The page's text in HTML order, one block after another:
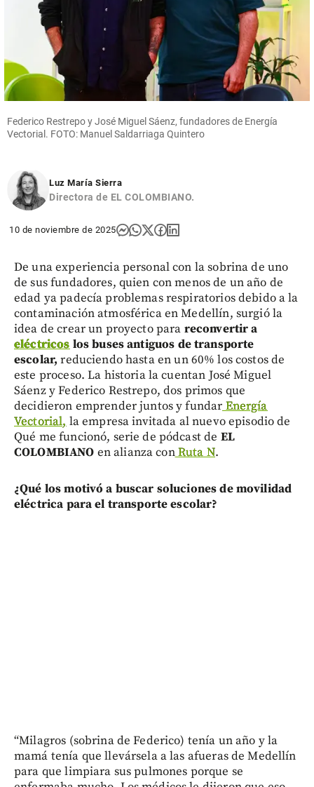
Federico Restrepo y José Miguel Sáenz, fundadores de Energía
Vectorial. FOTO: Manuel Saldarriaga Quintero
Luz María Sierra
Directora de EL COLOMBIANO.
10 de noviembre de 2025
De una experiencia personal con la sobrina de uno
de sus fundadores, quien con menos de un año de
edad ya padecía problemas respiratorios debido a la
contaminación atmosférica en Medellín, surgió la
idea de crear un proyecto para reconvertir a
eléctricos los buses antiguos de transporte
escolar, reduciendo hasta en un 60% los costos de
este proceso. La historia la cuentan José Miguel
Sáenz y Federico Restrepo, dos primos que
decidieron emprender juntos y fundar Energía
Vectorial, la empresa invitada al nuevo episodio de
Qué me funcionó, serie de pódcast de EL
COLOMBIANO en alianza conRuta N.
¿Qué los motivó a buscar soluciones de movilidad
eléctrica para el transporte escolar?
“Milagros (sobrina de Federico) tenía un año y la
mamá tenía que llevársela a las afueras de Medellín
para que limpiara sus pulmones porque se